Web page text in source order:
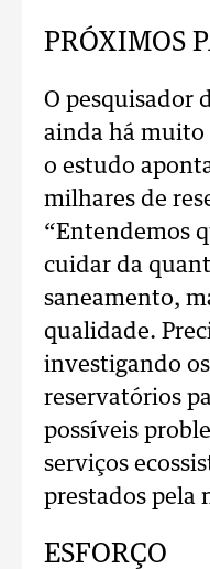
PRÓXIMOS
O pesquisador
ainda há muito
o estudo
milhares de
“Entendemos
cuidar da
saneamento,
qualidade.
investigando
reservatórios
possíveis
serviços
prestados pela
ESFORÇO